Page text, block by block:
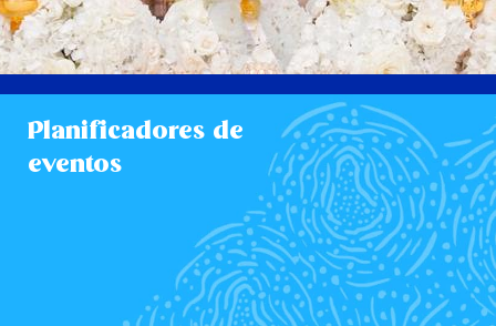
Planificadores de
eventos